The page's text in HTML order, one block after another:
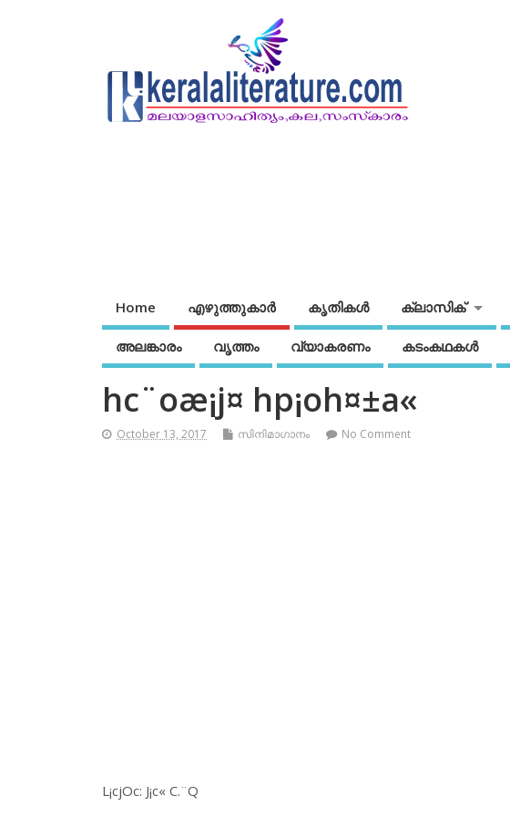
Home എഴുത്തുകാര്‍ കൃതികൾ ക്ലാസിക്
അലങ്കാരം വൃത്തം വ്യാകരണം കടംകഥകള്‍
hc¨oæ¡j¤ hp¡oh¤±a«
October 13, 2017 സിനിമാഗാനം No Comment
L¡cjOc: J¡c« C.¨Q